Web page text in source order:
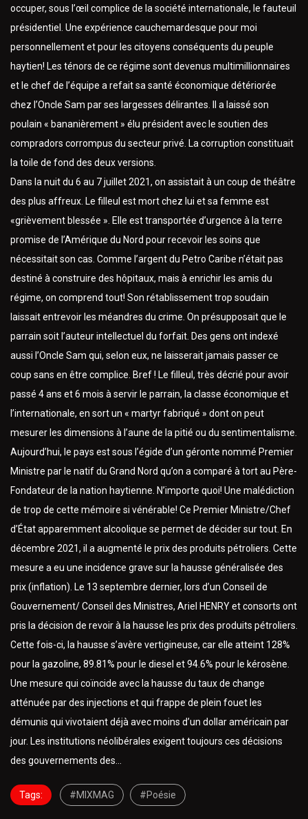
occuper, sous l’œil complice de la société internationale, le fauteuil
présidentiel. Une expérience cauchemardesque pour moi
personnellement et pour les citoyens conséquents du peuple
haytien! Les ténors de ce régime sont devenus multimillionnaires
et le chef de l’équipe a refait sa santé économique détériorée
chez l’Oncle Sam par ses largesses délirantes. Il a laissé son
poulain « bananièrement » élu président avec le soutien des
compradors corrompus du secteur privé. La corruption constituait
la toile de fond des deux versions.
Dans la nuit du 6 au 7 juillet 2021, on assistait à un coup de théâtre
des plus affreux. Le filleul est mort chez lui et sa femme est
«grièvement blessée ». Elle est transportée d’urgence à la terre
promise de l’Amérique du Nord pour recevoir les soins que
nécessitait son cas. Comme l’argent du Petro Caribe n’était pas
destiné à construire des hôpitaux, mais à enrichir les amis du
régime, on comprend tout! Son rétablissement trop soudain
laissait entrevoir les méandres du crime. On présupposait que le
parrain soit l’auteur intellectuel du forfait. Des gens ont indexé
aussi l’Oncle Sam qui, selon eux, ne laisserait jamais passer ce
coup sans en être complice. Bref ! Le filleul, très décrié pour avoir
passé 4 ans et 6 mois à servir le parrain, la classe économique et
l’internationale, en sort un « martyr fabriqué » dont on peut
mesurer les dimensions à l’aune de la pitié ou du sentimentalisme.
Aujourd’hui, le pays est sous l’égide d’un géronte nommé Premier
Ministre par le natif du Grand Nord qu’on a comparé à tort au Père-
Fondateur de la nation haytienne. N’importe quoi! Une malédiction
de trop de cette mémoire si vénérable! Ce Premier Ministre/Chef
d’État apparemment alcoolique se permet de décider sur tout. En
décembre 2021, il a augmenté le prix des produits pétroliers. Cette
mesure a eu une incidence grave sur la hausse généralisée des
prix (inflation). Le 13 septembre dernier, lors d’un Conseil de
Gouvernement/ Conseil des Ministres, Ariel HENRY et consorts ont
pris la décision de revoir à la hausse les prix des produits pétroliers.
Cette fois-ci, la hausse s’avère vertigineuse, car elle atteint 128%
pour la gazoline, 89.81% pour le diesel et 94.6% pour le kérosène.
Une mesure qui coïncide avec la hausse du taux de change
atténuée par des injections et qui frappe de plein fouet les
démunis qui vivotaient déjà avec moins d’un dollar américain par
jour. Les institutions néolibérales exigent toujours ces décisions
des gouvernements des…
Tags: #MIXMAG #Poésie